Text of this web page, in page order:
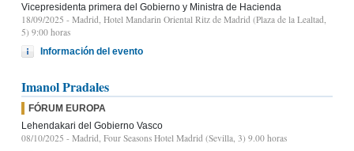
Vicepresidenta primera del Gobierno y Ministra de Hacienda
18/09/2025 - Madrid, Hotel Mandarin Oriental Ritz de Madrid (Plaza de la Lealtad,
5) 9:00 horas
Información del evento
Imanol Pradales
FÓRUM EUROPA
Lehendakari del Gobierno Vasco
08/10/2025 - Madrid, Four Seasons Hotel Madrid (Sevilla, 3) 9.00 horas